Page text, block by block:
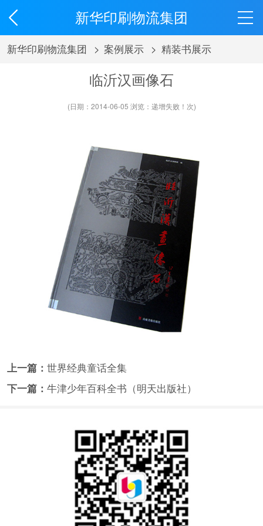
新华印刷物流集团
新华印刷物流集团 > 案例展示 > 精装书展示
临沂汉画像石
(日期：2014-06-05 浏览： 递增失败！ 次)
上一篇： 世界经典童话全集
下一篇： 牛津少年百科全书（明天出版社）